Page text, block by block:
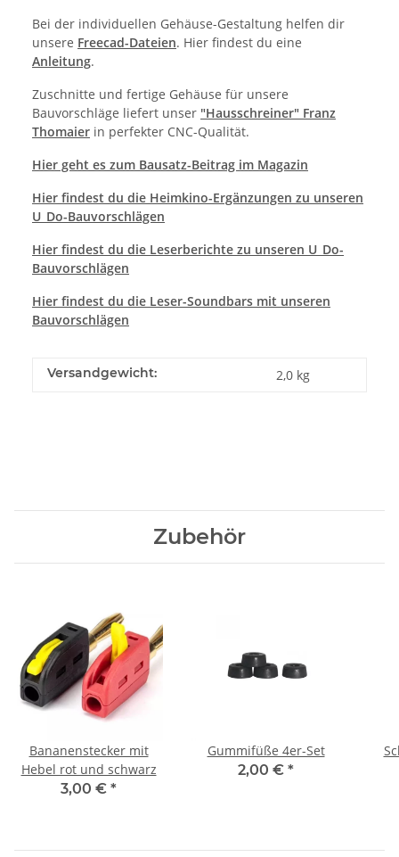
Bei der individuellen Gehäuse-Gestaltung helfen dir
unsere Freecad-Dateien. Hier findest du eine
Anleitung.
Zuschnitte und fertige Gehäuse für unsere
Bauvorschläge liefert unser "Hausschreiner" Franz
Thomaier in perfekter CNC-Qualität.
Hier geht es zum Bausatz-Beitrag im Magazin
Hier findest du die Heimkino-Ergänzungen zu unseren
U_Do-Bauvorschlägen
Hier findest du die Leserberichte zu unseren U_Do-
Bauvorschlägen
Hier findest du die Leser-Soundbars mit unseren
Bauvorschlägen
Versandgewicht: 2,0 kg
Zubehör
Bananenstecker mit
Hebel rot und schwarz
3,00 € *
Gummifüße 4er-Set
2,00 € *